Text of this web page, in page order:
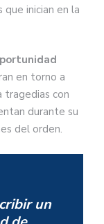
inician en la
en torno a
tragedias con
durante su
del orden.
un